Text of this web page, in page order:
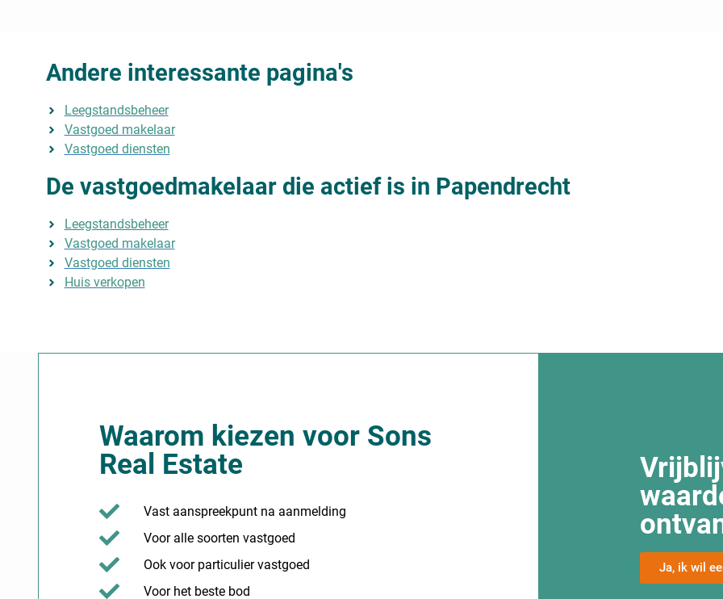
Andere interessante pagina's
Leegstandsbeheer
Vastgoed makelaar
Vastgoed diensten
De vastgoedmakelaar die actief is in Papendrecht
Leegstandsbeheer
Vastgoed makelaar
Vastgoed diensten
Huis verkopen
Waarom kiezen voor Sons
Real Estate
Vast aanspreekpunt na aanmelding
Voor alle soorten vastgoed
Ook voor particulier vastgoed
Voor het beste bod
Ja, ik wil